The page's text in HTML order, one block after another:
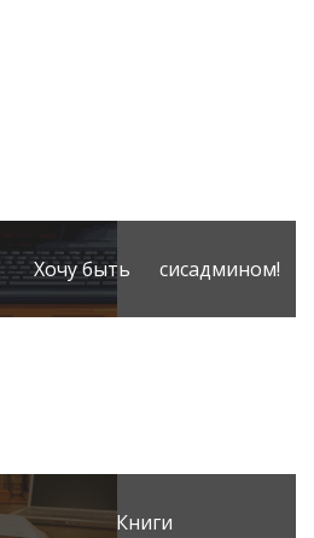
Хочу быть сисадмином!
Книги